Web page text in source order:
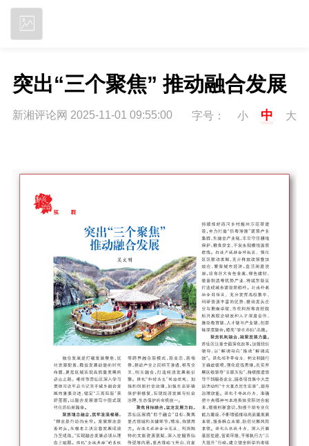
突出“三个聚焦” 推动融合发展
新湘评论网 2025-11-01 09:55:00 字号： 小 中 大